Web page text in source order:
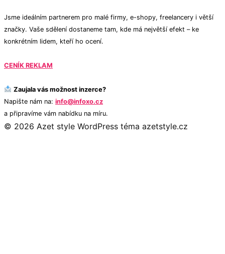
Jsme ideálním partnerem pro malé firmy, e-shopy, freelancery i větší
značky. Vaše sdělení dostaneme tam, kde má největší efekt – ke
konkrétním lidem, kteří ho ocení.
CENÍK REKLAM
Zaujala vás možnost inzerce?
Napište nám na: info@infoxo.cz
a připravíme vám nabídku na míru.
© 2026 Azet style WordPress téma azetstyle.cz